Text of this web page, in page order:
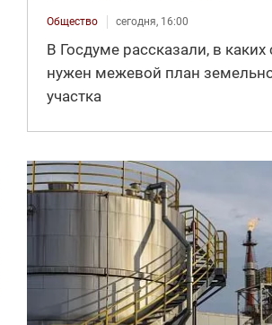
Общество сегодня, 16:00
В Госдуме рассказали, в каких
нужен межевой план
участка